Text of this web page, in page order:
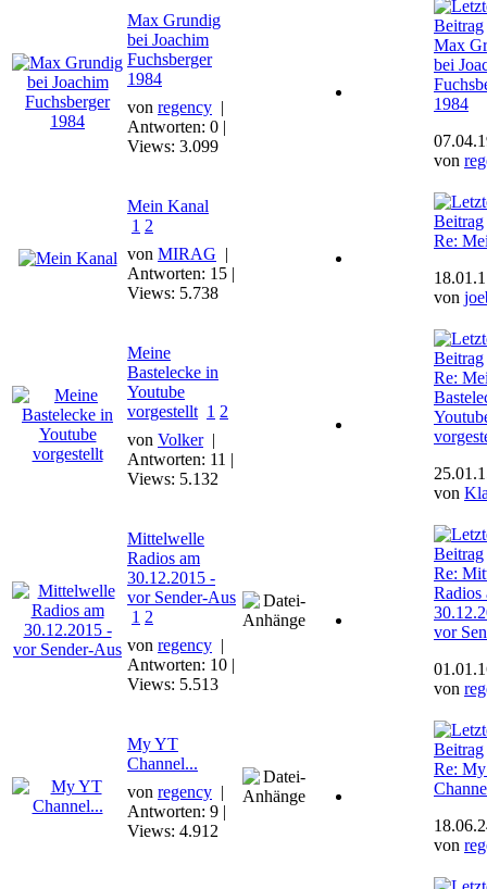
Max Grundig
bei Joachim
Fuchsberger
1984
von regency |
Antworten: 0 |
Views: 3.099
Max
bei
1984
von
Mein Kanal
1 2
von MIRAG |
Antworten: 15 |
Views: 5.738
Re:
von
Meine
Bastelecke in
Youtube
vorgestellt 1 2
von Volker |
Antworten: 11 |
Views: 5.132
Re:
von
Mittelwelle
Radios am
30.12.2015 -
vor Sender-Aus
1 2
von regency |
Antworten: 10 |
Views: 5.513
Re:
Radios
vor
von
My YT
Channel...
von regency |
Antworten: 9 |
Views: 4.912
Re:
von